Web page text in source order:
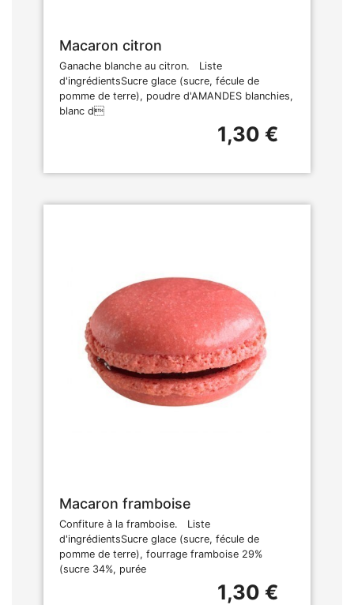
Macaron citron
Ganache blanche au citron. Liste
d'ingrédientsSucre glace (sucre, fécule de
pomme de terre), poudre d'AMANDES blanchies,
blanc d
1,30 €
Macaron framboise
Confiture à la framboise. Liste
d'ingrédientsSucre glace (sucre, fécule de
pomme de terre), fourrage framboise 29%
(sucre 34%, purée
1,30 €